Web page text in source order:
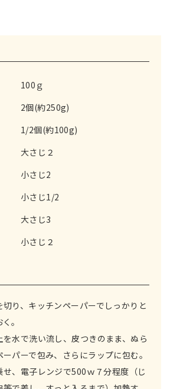
100ｇ
2個(約250g)
1/2個(約100g)
大さじ２
小さじ2
小さじ1/2
大さじ3
小さじ２
り、キッチンペーパーでしっかりと
。
を水で洗い流し、皮つきのまま、ぬら
パーで包み、さらにラップに包む。
、電子レンジで500ｗ７分程度（じ